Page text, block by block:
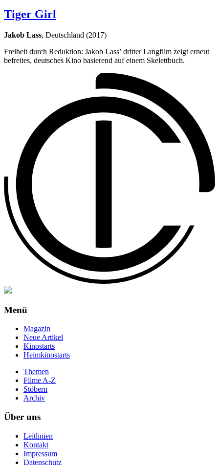
Tiger Girl
Jakob Lass, Deutschland (2017)
Freiheit durch Reduktion: Jakob Lass’ dritter Langfilm zeigt erneut
befreites, deutsches Kino basierend auf einem Skelettbuch.
Menü
Magazin
Neue Artikel
Kinostarts
Heimkinostarts
Themen
Filme A-Z
Stöbern
Archiv
Über uns
Leitlinien
Kontakt
Impressum
Datenschutz